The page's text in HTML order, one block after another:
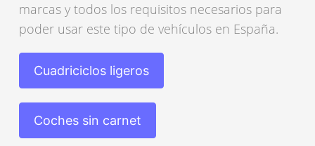
marcas y todos los requisitos necesarios para
poder usar este tipo de vehículos en España.
Cuadriciclos ligeros
Coches sin carnet